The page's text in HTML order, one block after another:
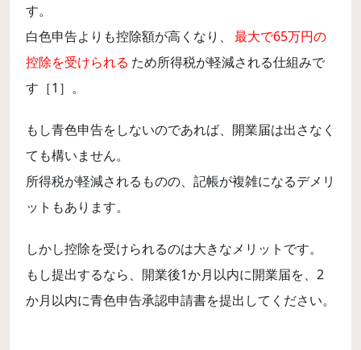
す。
白色申告よりも控除額が高くなり、
最大で65万円の
控除を受けられる ため所得税が軽減される仕組みで
す［1］。
もし青色申告をしないのであれば、開業届は出さなく
ても構いません。
所得税が軽減されるものの、記帳が複雑になるデメリ
ットもあります。
しかし控除を受けられるのは大きなメリットです。
もし提出するなら、開業後1か月以内に開業届を、2
か月以内に青色申告承認申請書を提出してください。